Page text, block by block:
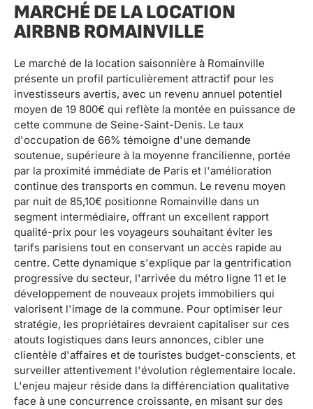
MARCHÉ DE LA LOCATION
AIRBNB ROMAINVILLE
Le marché de la location saisonnière à Romainville
présente un profil particulièrement attractif pour les
investisseurs avertis, avec un revenu annuel potentiel
moyen de 19 800€ qui reflète la montée en puissance de
cette commune de Seine-Saint-Denis. Le taux
d'occupation de 66% témoigne d'une demande
soutenue, supérieure à la moyenne francilienne, portée
par la proximité immédiate de Paris et l'amélioration
continue des transports en commun. Le revenu moyen
par nuit de 85,10€ positionne Romainville dans un
segment intermédiaire, offrant un excellent rapport
qualité-prix pour les voyageurs souhaitant éviter les
tarifs parisiens tout en conservant un accès rapide au
centre. Cette dynamique s'explique par la gentrification
progressive du secteur, l'arrivée du métro ligne 11 et le
développement de nouveaux projets immobiliers qui
valorisent l'image de la commune. Pour optimiser leur
stratégie, les propriétaires devraient capitaliser sur ces
atouts logistiques dans leurs annonces, cibler une
clientèle d'affaires et de touristes budget-conscients, et
surveiller attentivement l'évolution réglementaire locale.
L'enjeu majeur réside dans la différenciation qualitative
face à une concurrence croissante, en misant sur des